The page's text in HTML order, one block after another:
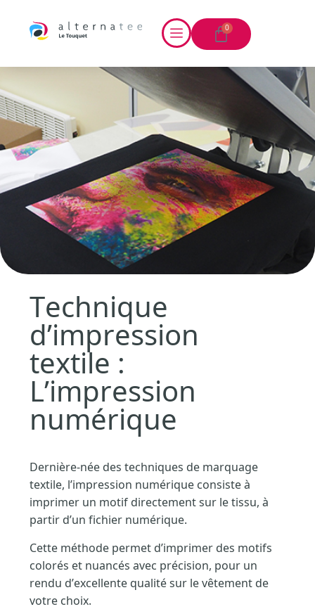
0
Technique
d’impression
textile :
L’impression
numérique
Dernière-née des techniques de marquage
textile, l’impression numérique consiste à
imprimer un motif directement sur le tissu, à
partir d’un fichier numérique.
Cette méthode permet d’imprimer des motifs
colorés et nuancés avec précision, pour un
rendu d’excellente qualité sur le vêtement de
votre choix.